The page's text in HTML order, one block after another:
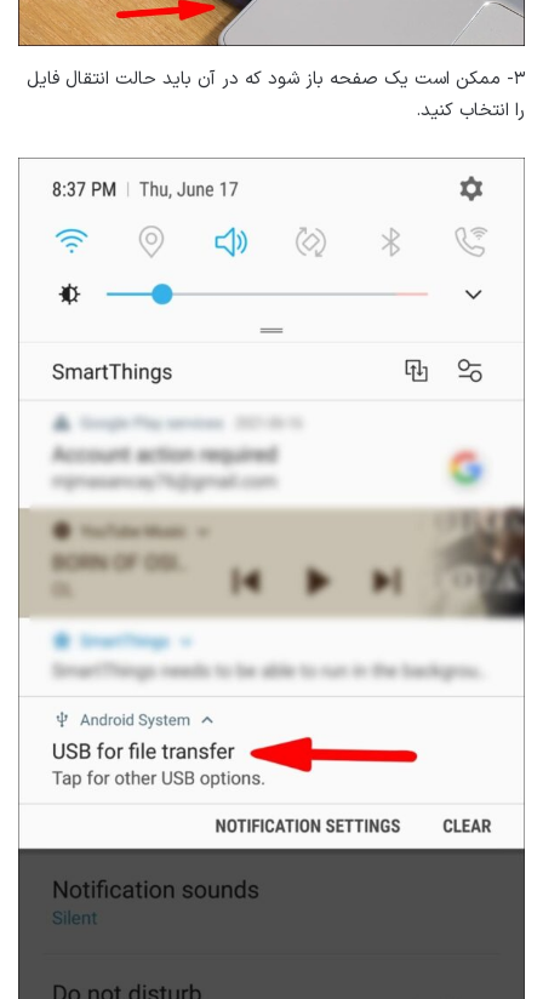
۳- ممکن است یک صفحه باز شود که در آن باید حالت انتقال فایل
را انتخاب کنید.